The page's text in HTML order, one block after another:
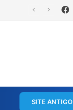
SITE ANTIGO